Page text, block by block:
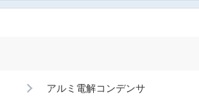
アルミ電解コンデンサ